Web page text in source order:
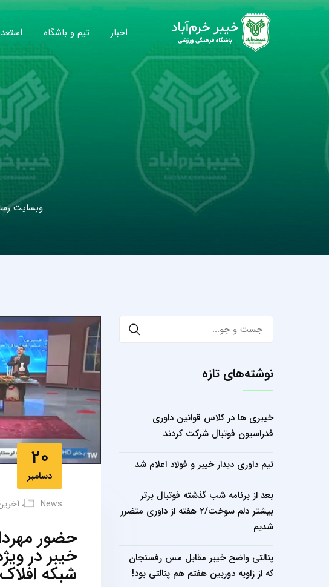
اخبار تیم و باشگاه
وبسایت
20
دسامبر
News
،
حضور
خیبر در
شبکه
نوشته‌های تازه
خیبری ها در کلاس قوانین داوری
فدراسیون فوتبال شرکت کردند
تیم داوری دیدار خیبر و فولاد اعلام شد
بعد از برنامه شب گذشته فوتبال برتر
بیشتر دلم سوخت/۲ هفته از داوری متضرر
شدیم
پنالتی واضح خیبر مقابل مس رفسنجان
که از زاویه دوربین هفتم هم پنالتی بود!